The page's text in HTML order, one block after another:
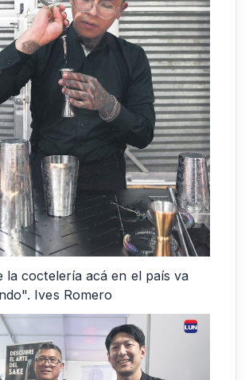
la coctelería acá en el país va
Ives Romero